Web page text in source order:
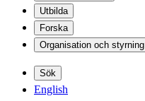
Utbilda
Forska
Organisation och styrning
Sök
English